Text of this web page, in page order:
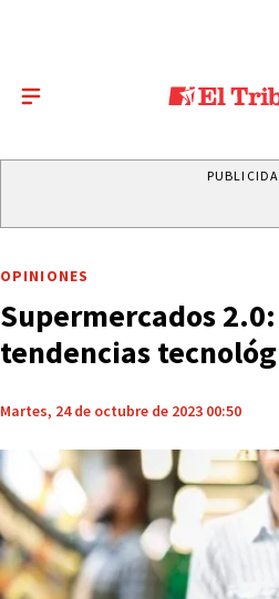
OPINIONES
Supermercados
tendencias
Martes, 24 de octubre de 2023 00:50